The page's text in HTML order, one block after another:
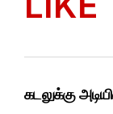
கடலுக்கு